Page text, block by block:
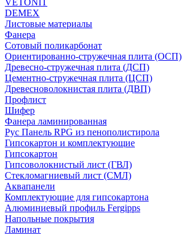
VETONIT
DEMEX
Листовые материалы
Фанера
Сотовый поликарбонат
Ориентированно-стружечная плита (ОСП)
Древесно-стружечная плита (ДСП)
Цементно-стружечная плита (ЦСП)
Древесноволокнистая плита (ДВП)
Профлист
Шифер
Фанера ламинированная
Рус Панель RPG из пенополистирола
Гипсокартон и комплектующие
Гипсокартон
Гипсоволокнистый лист (ГВЛ)
Стекломагниевый лист (СМЛ)
Аквапанели
Комплектующие для гипсокартона
Алюминиевый профиль Fergipps
Напольные покрытия
Ламинат